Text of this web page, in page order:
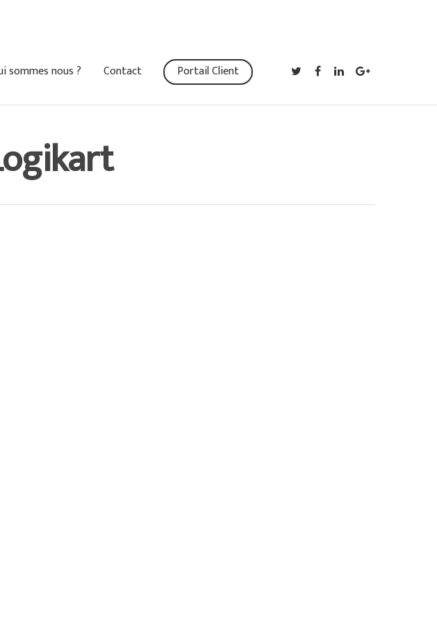
sommes nous ? Contact Portail Client